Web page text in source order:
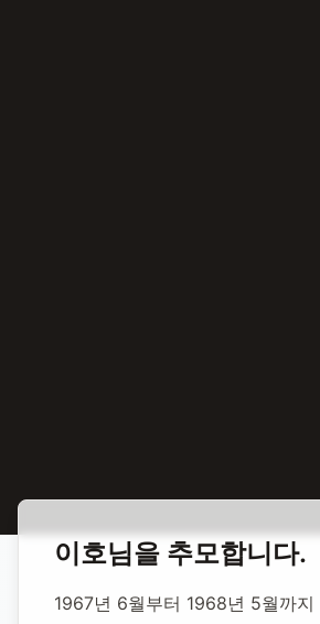
합동 추모 이호 정치인
이호 정치인
이호님을 추모합니다.
1967년 6월부터 1968년 5월까지